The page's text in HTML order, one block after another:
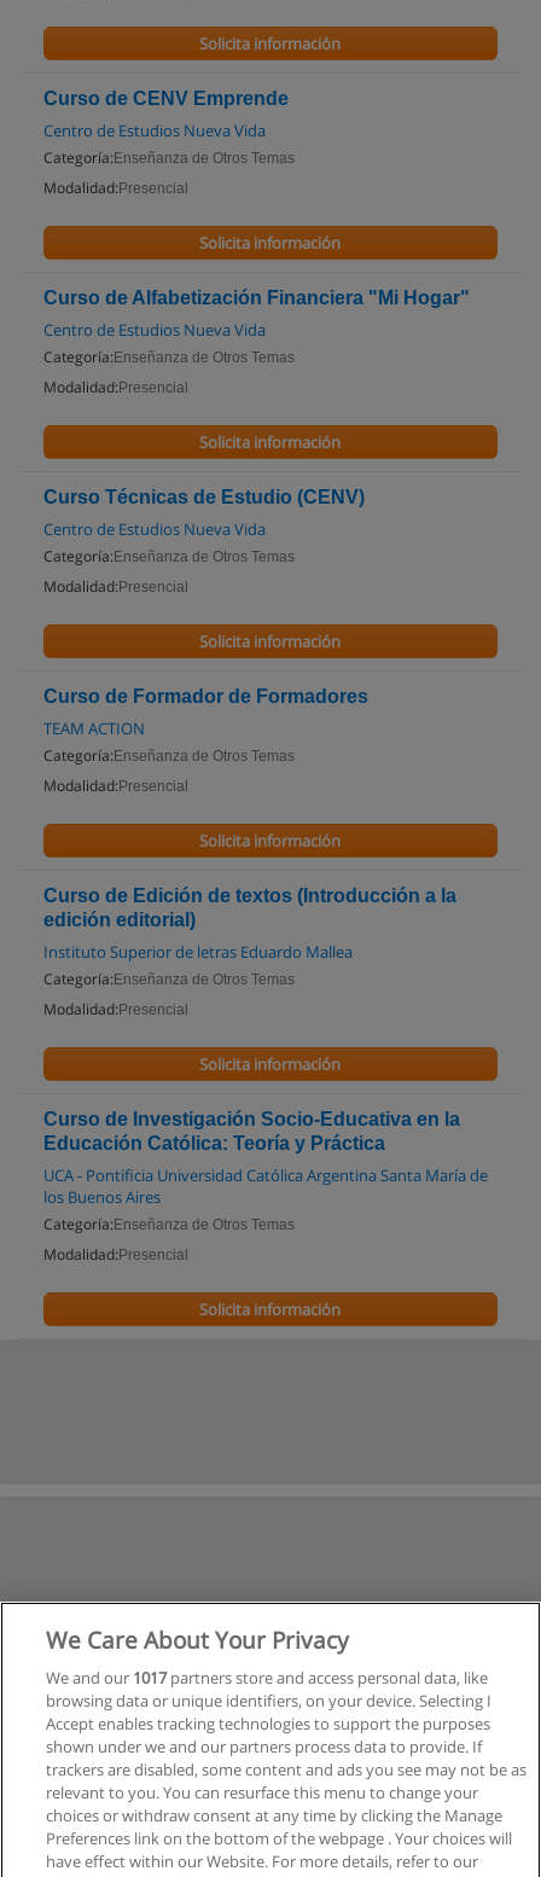
Solicita información
Curso de CENV Emprende
Centro de Estudios Nueva Vida
Categoría: Enseñanza de Otros Temas
Modalidad: Presencial
Solicita información
Curso de Alfabetización Financiera "Mi Hogar"
Centro de Estudios Nueva Vida
Categoría: Enseñanza de Otros Temas
Modalidad: Presencial
Solicita información
Curso Técnicas de Estudio (CENV)
Centro de Estudios Nueva Vida
Categoría: Enseñanza de Otros Temas
Modalidad: Presencial
Solicita información
Curso de Formador de Formadores
TEAM ACTION
Categoría: Enseñanza de Otros Temas
Modalidad: Presencial
Solicita información
Curso de Edición de textos (Introducción a la
edición editorial)
Instituto Superior de letras Eduardo Mallea
Categoría: Enseñanza de Otros Temas
Modalidad: Presencial
Solicita información
Curso de Investigación Socio-Educativa en la
Educación Católica: Teoría y Práctica
UCA - Pontificia Universidad Católica Argentina Santa María de
los Buenos Aires
Categoría: Enseñanza de Otros Temas
Modalidad: Presencial
Solicita información
We Care About Your Privacy
We and our 1017partners store and access personal data, like
browsing data or unique identifiers, on your device. Selecting I
Accept enables tracking technologies to support the purposes
shown under we and our partners process data to provide. If
trackers are disabled, some content and ads you see may not be as
relevant to you. You can resurface this menu to change your
choices or withdraw consent at any time by clicking the Manage
Preferences link on the bottom of the webpage . Your choices will
have effect within our Website. For more details, refer to our